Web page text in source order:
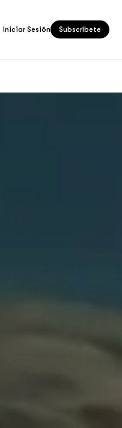
Iniciar Sesión Subscríbete